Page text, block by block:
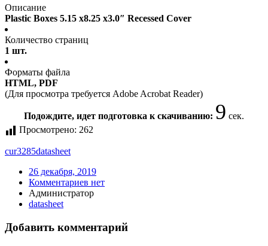
Описание
Plastic Boxes 5.15 x8.25 x3.0″ Recessed Cover
Количество страниц
1 шт.
Форматы файла
HTML, PDF
(Для просмотра требуется Adobe Acrobat Reader)
Подождите, идет подготовка к скачиванию: 9 сек.
Просмотрено: 262
cur3285datasheet
26 декабря, 2019
Комментариев нет
Администратор
datasheet
Добавить комментарий